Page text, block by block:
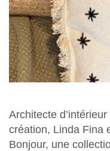
Architecte
création, Linda Fina
Bonjour, une